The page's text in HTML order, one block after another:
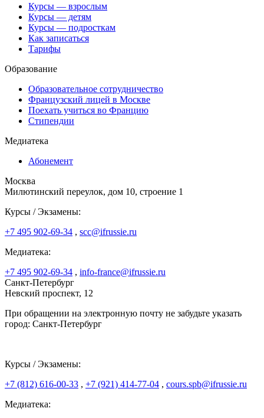
Курсы — взрослым
Курсы — детям
Курсы — подросткам
Как записаться
Тарифы
Образование
Образовательное сотрудничество
Французский лицей в Москве
Поехать учиться во Францию
Стипендии
Медиатека
Абонемент
Москва
Милютинский переулок, дом 10, строение 1
Курсы / Экзамены:
+7 495 902-69-34 , scc@ifrussie.ru
Медиатека:
+7 495 902-69-34 , info-france@ifrussie.ru
Санкт-Петербург
Невский проспект, 12
При обращении на электронную почту не забудьте указать
город: Санкт-Петербург
Курсы / Экзамены:
+7 (812) 616-00-33 , +7 (921) 414-77-04 , cours.spb@ifrussie.ru
Медиатека: